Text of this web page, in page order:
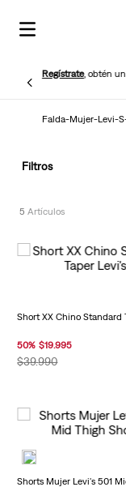
Regístrate, obtén
Falda-Mujer-Levi-
Filtros
5
Short XX Chino Standard
50% $19.995
$39.990
Shorts Mujer Levi's 501